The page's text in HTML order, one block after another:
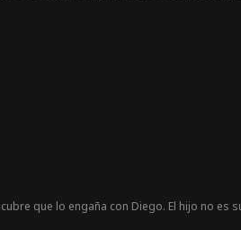
que lo engaña con Diego. El hijo no es